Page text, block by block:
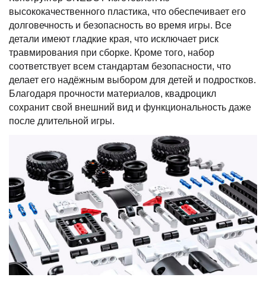
высококачественного пластика, что обеспечивает его
долговечность и безопасность во время игры. Все
детали имеют гладкие края, что исключает риск
травмирования при сборке. Кроме того, набор
соответствует всем стандартам безопасности, что
делает его надёжным выбором для детей и подростков.
Благодаря прочности материалов, квадроцикл
сохранит свой внешний вид и функциональность даже
после длительной игры.